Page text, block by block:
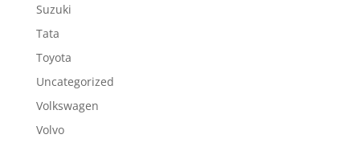
Suzuki
Tata
Toyota
Uncategorized
Volkswagen
Volvo